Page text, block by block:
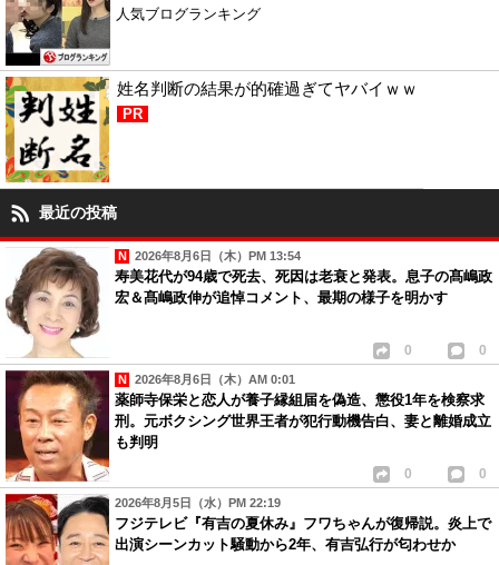
人気ブログランキング
姓名判断の結果が的確過ぎてヤバイｗｗ
PR
最近の投稿
2026年8月6日（木）PM 13:54
寿美花代が94歳で死去、死因は老衰と発表。息子の髙嶋政
宏＆髙嶋政伸が追悼コメント、最期の様子を明かす
0 0
2026年8月6日（木）AM 0:01
薬師寺保栄と恋人が養子縁組届を偽造、懲役1年を検察求
刑。元ボクシング世界王者が犯行動機告白、妻と離婚成立
も判明
0 0
2026年8月5日（水）PM 22:19
フジテレビ『有吉の夏休み』フワちゃんが復帰説。炎上で
出演シーンカット騒動から2年、有吉弘行が匂わせか